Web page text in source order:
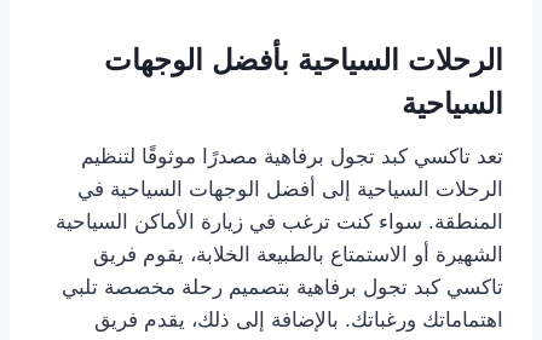
الرحلات السياحية بأفضل الوجهات
السياحية
تعد تاكسي كبد تجول برفاهية مصدرًا موثوقًا لتنظيم
الرحلات السياحية إلى أفضل الوجهات السياحية في
المنطقة. سواء كنت ترغب في زيارة الأماكن السياحية
الشهيرة أو الاستمتاع بالطبيعة الخلابة، يقوم فريق
تاكسي كبد تجول برفاهية بتصميم رحلة مخصصة تلبي
اهتماماتك ورغباتك. بالإضافة إلى ذلك، يقدم فريق